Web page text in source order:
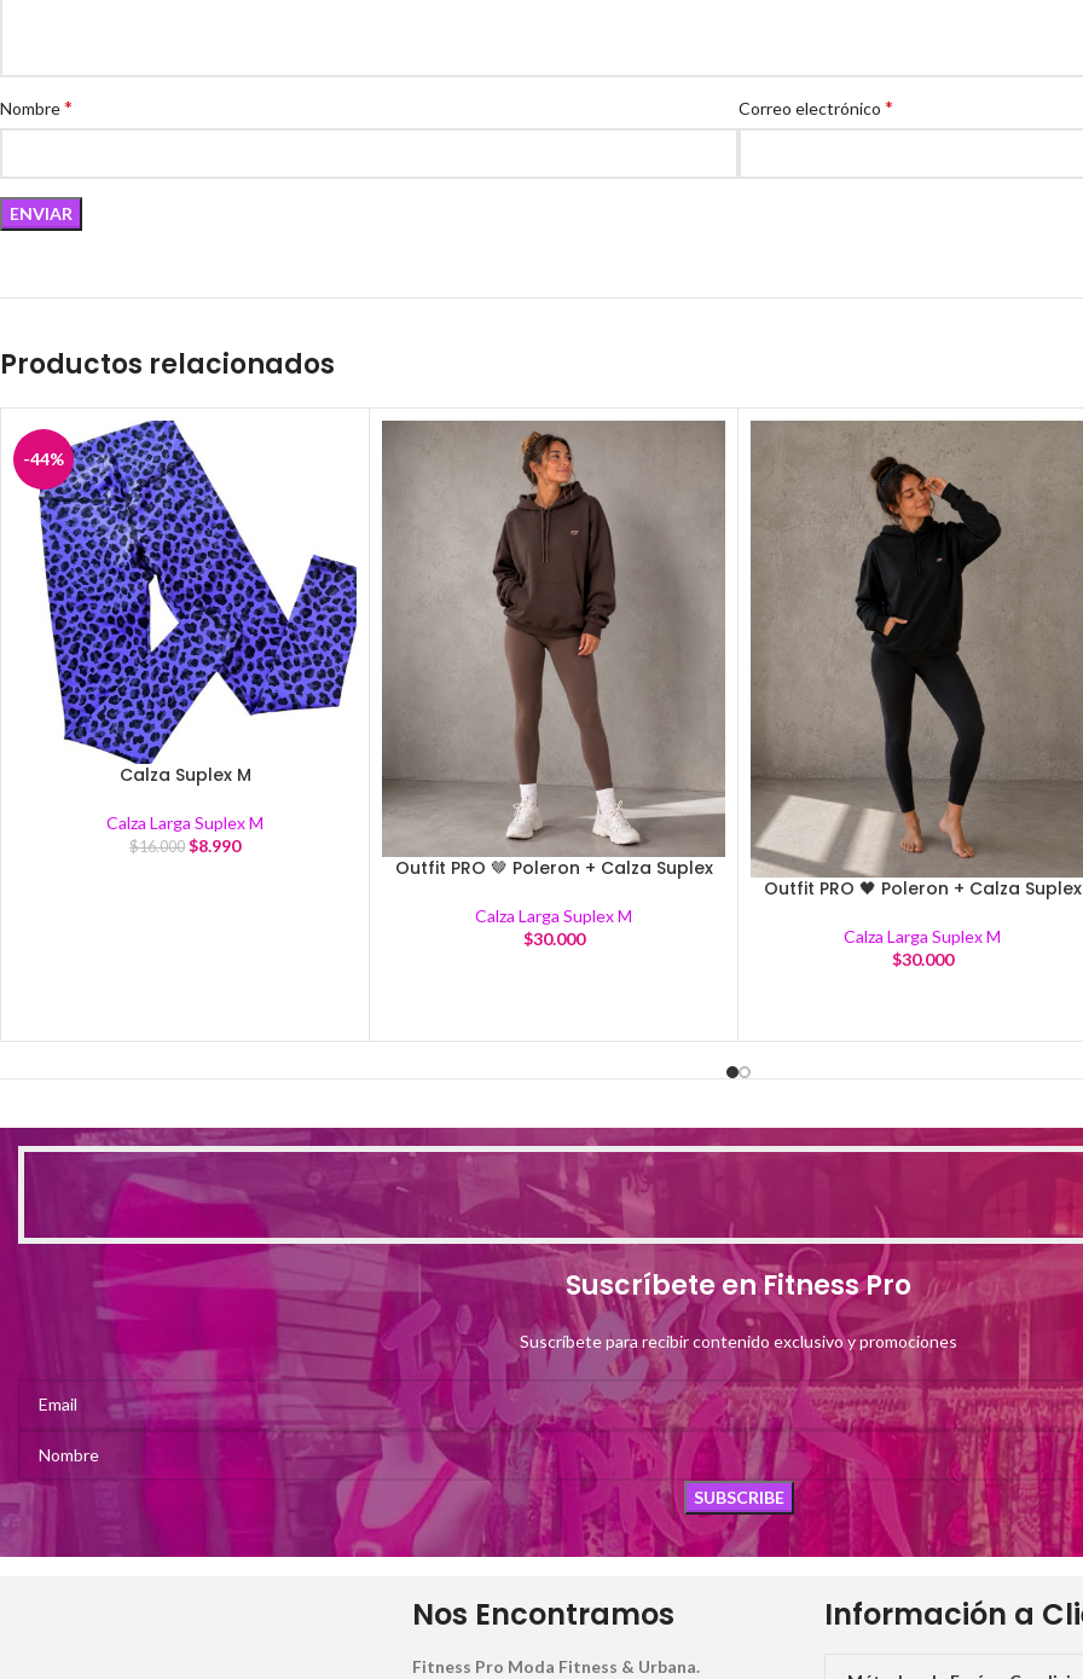
Nombre* Correo electrónico *
Productos relacionados
-44%
Calza Suplex M
Calza Larga Suplex M
$16.000 $8.990
Outfit PRO 🤎 Poleron + Calza Suplex
Calza Larga Suplex M
$30.000
Outfit PRO 🖤 Poleron + Calza Suplex
Calza Larga Suplex M
$30.000
Suscríbete en Fitness Pro
Suscríbete para recibir contenido exclusivo y promociones
Nos Encontramos
Fitness Pro Moda Fitness & Urbana.
Información a